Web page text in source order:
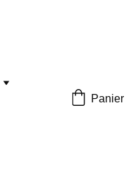
Panier